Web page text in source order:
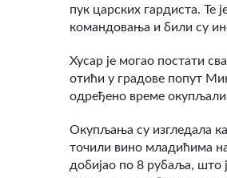
пук царских гардиста. Те
командовања и били су
Хусар је могао постати
отићи у градове попут
одређено време
Окупљања су изгледала
точили вино младићима
добијао по 8 рубаља, што